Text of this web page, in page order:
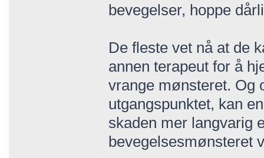
bevegelser, hoppe
De fleste vet nå at de
annen terapeut for å
vrange mønsteret. Og
utgangspunktet, kan
skaden mer langvarig
bevegelsesmønsteret